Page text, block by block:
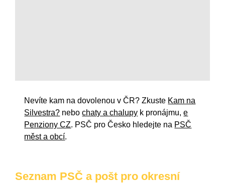
Nevíte kam na dovolenou v ČR? Zkuste Kam na
Silvestra? nebochaty a chalupy k pronájmu,e
Penziony CZ. PSČ pro Česko hledejte na PSČ
měst a obcí.
Seznam PSČ a pošt pro okresní